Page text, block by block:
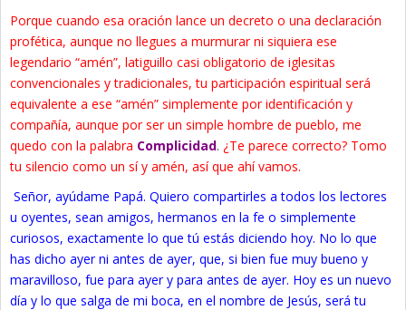
Porque cuando esa oración lance un decreto o una declaración
profética, aunque no llegues a murmurar ni siquiera ese
legendario “amén”, latiguillo casi obligatorio de iglesitas
convencionales y tradicionales, tu participación espiritual será
equivalente a ese “amén” simplemente por identificación y
compañía, aunque por ser un simple hombre de pueblo, me
quedo con la palabra Complicidad. ¿Te parece correcto? Tomo
tu silencio como un sí y amén, así que ahí vamos.
Señor, ayúdame Papá. Quiero compartirles a todos los lectores
u oyentes, sean amigos, hermanos en la fe o simplemente
curiosos, exactamente lo que tú estás diciendo hoy. No lo que
has dicho ayer ni antes de ayer, que, si bien fue muy bueno y
maravilloso, fue para ayer y para antes de ayer. Hoy es un nuevo
día y lo que salga de mi boca, en el nombre de Jesús, será tu